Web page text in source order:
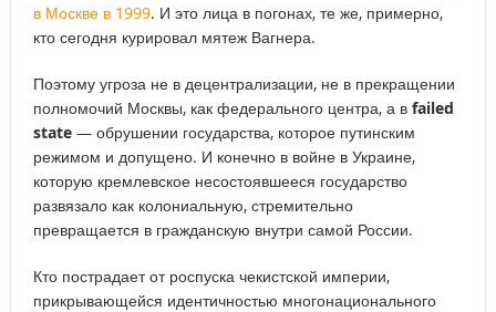
в Москве в 1999. И это лица в погонах, те же, примерно,
кто сегодня курировал мятеж Вагнера.
Поэтому угроза не в децентрализации, не в прекращении
полномочий Москвы, как федерального центра, а в failed
state— обрушении государства, которое путинским
режимом и допущено. И конечно в войне в Украине,
которую кремлевское несостоявшееся государство
развязало как колониальную, стремительно
превращается в гражданскую внутри самой России.
Кто пострадает от роспуска чекистской империи,
прикрывающейся идентичностью многонационального